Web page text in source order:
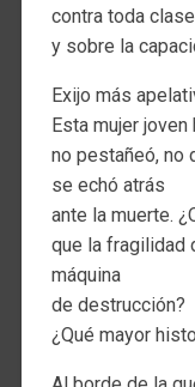
contra toda
y sobre la
Exijo más
Esta mujer
no pestañeó, no
se echó atrás
ante la muerte.
que la fragilidad
máquina
de destrucción?
¿Qué mayor